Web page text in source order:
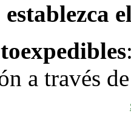
establezca
a través